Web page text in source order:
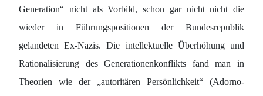
Generation“ nicht als Vorbild, schon gar nicht nicht die
wieder in Führungspositionen der Bundesrepublik
gelandeten Ex-Nazis. Die intellektuelle Überhöhung und
Rationalisierung des Generationenkonflikts fand man in
Theorien wie der „autoritären Persönlichkeit“ (Adorno-